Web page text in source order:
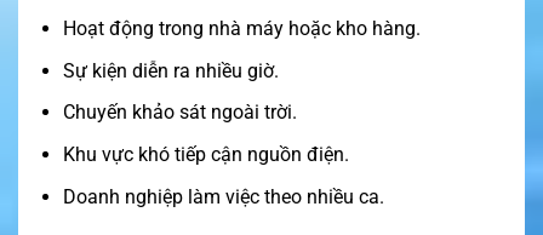
Hoạt động trong nhà máy hoặc kho hàng.
Sự kiện diễn ra nhiều giờ.
Chuyến khảo sát ngoài trời.
Khu vực khó tiếp cận nguồn điện.
Doanh nghiệp làm việc theo nhiều ca.